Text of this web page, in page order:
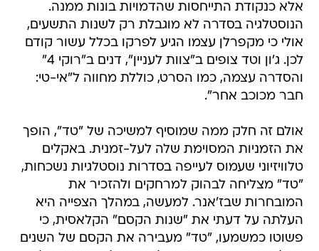
אלא כנקודת התייחסות שהדמויות בונות ממנה.
הנוסטלגיה בסדרה לא מוגבלת רק לשנות התשעים,
אולי כי מקפרלן עצמו הגיע לפרקו בכלל עשור קודם
לכן. ג'ון וטד צופים ב"צוות לעניין", דנים ב"רוקי 4"
והסדרה עצמה, כמו הסרט, כוללת מחווה ל"אי-טי:
חבר מכוכב אחר".
אולם זה חלק ממה שמוסיף למשיכה של "טד", הופך
את הזמניות המסוימת שלה לעל-זמנית. באקלים
טלוויזיוני שעמוס לעייפה בסדרות נוסטלגיות נשכחות,
"טד" מצליחה לבהוק למרחקים ולהזכיר את
המובחרות שבז'אנר. למעשה, במהלך הצפייה היא
העלתה על דעתי את "שנות הקסם" הקלאסית, כי
פשוטו כמשמעו, "טד" מעבירה את הקסם של השנים